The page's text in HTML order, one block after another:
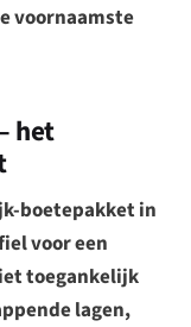
voornaamste
het
boetepakket in
voor een
toegankelijk
lagen,